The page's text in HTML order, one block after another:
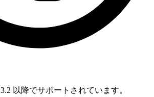
以降でサポートされています。